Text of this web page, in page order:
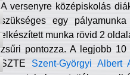
A versenyre középiskolás
szükséges egy
elkészített munka rövid 2
zsűri pontozza. A legjobb
SZTE Szent-Györgyi Albert